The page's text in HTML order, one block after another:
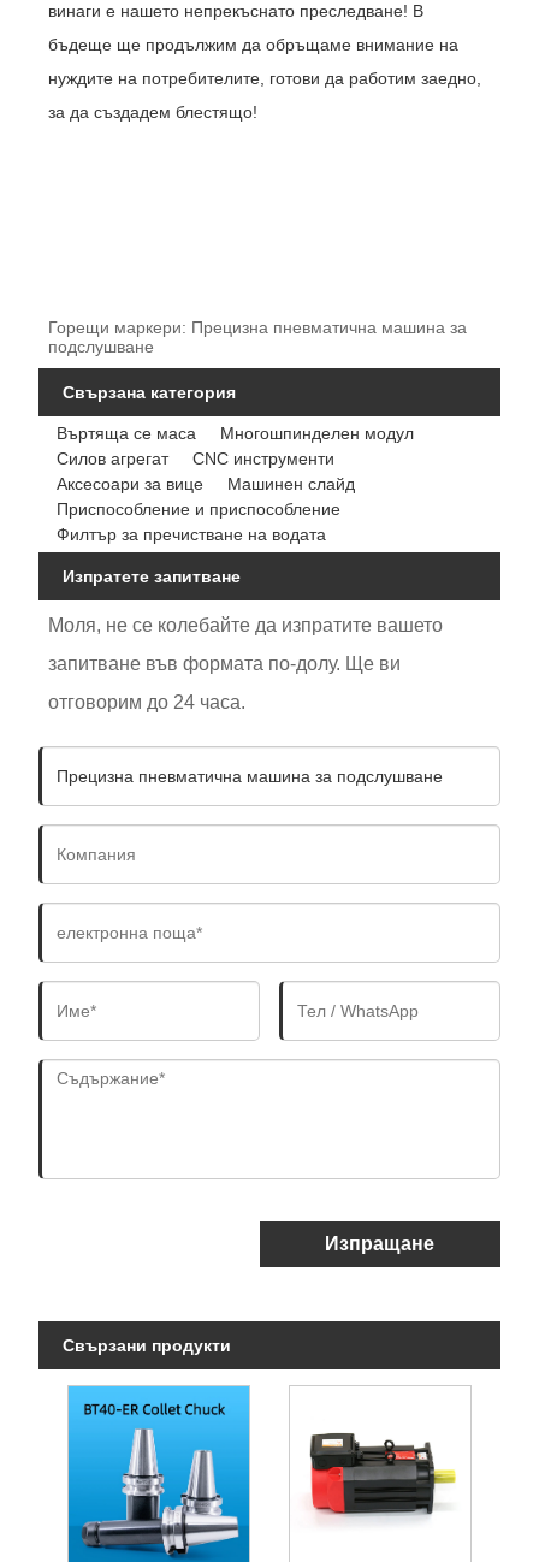
винаги е нашето непрекъснато преследване! В
бъдеще ще продължим да обръщаме внимание на
нуждите на потребителите, готови да работим заедно,
за да създадем блестящо!
Горещи маркери: Прецизна пневматична машина за
подслушване
Свързана категория
Въртяща се маса
Многошпинделен модул
Силов агрегат
CNC инструменти
Аксесоари за вице
Машинен слайд
Приспособление и приспособление
Филтър за пречистване на водата
Изпратете запитване
Моля, не се колебайте да изпратите вашето
запитване във формата по-долу. Ще ви
отговорим до 24 часа.
Изпращане
Свързани продукти